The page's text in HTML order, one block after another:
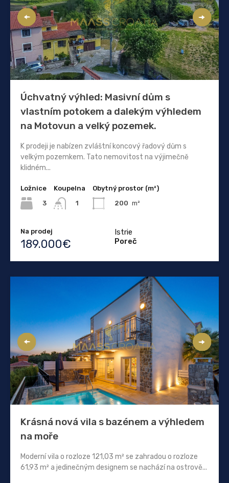
Úchvatný výhled: Masivní dům s
vlastním potokem a dalekým výhledem
na Motovun a velký pozemek.
K prodeji je nabízen zvláštní koncový řadový dům s
velkým pozemkem. Tato nemovitost na výjimečně
klidném...
Ložnice
3
Koupelna
1
Obytný prostor (m²)
200 m²
Na prodej
189.000€
Istrie
Poreč
Krásná nová vila s bazénem a výhledem
na moře
Moderní vila o rozloze 121,03 m² se zahradou o rozloze
61,93 m² a jedinečným designem se nachází na ostrově...